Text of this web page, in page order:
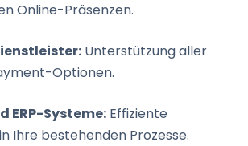
Online-Präsenzen.
Unterstützung aller
Optionen.
ERP-Systeme: Effiziente
Ihre bestehenden Prozesse.